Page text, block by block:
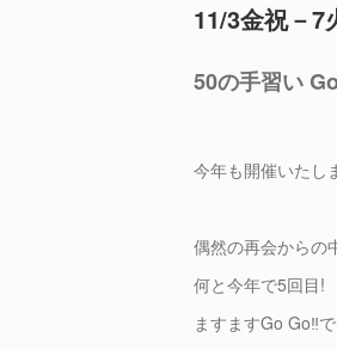
11/3金祝－
50の手習い
今年も開催いたし
偶然の再会からの
何と今年で5回目!
ますますGo Go‼︎